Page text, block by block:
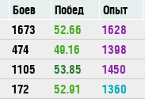
Боев Побед Опыт
1673 52.66 1628
474 49.16 1398
1105 53.85 1450
172 52.91 1360